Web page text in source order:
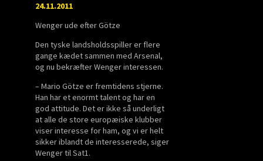
24.11.2011
Wenger ude efter Götze
Den tyske landsholdsspiller er flere
gange kædet sammen med Arsenal,
og nu bekræfter Wenger interessen.
– Mario Götze er fremtidens stjerne.
Han har et enormt talent og har en
god attitude. Det er ikke så underligt
at alle de store europæiske klubber
viser interesse for ham, og vi er helt
sikker iblandt de interesserede, siger
Wenger til Sat1.